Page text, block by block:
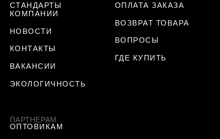
СТАНДАРТЫ
КОМПАНИИ
НОВОСТИ
КОНТАКТЫ
ВАКАНСИИ
ЭКОЛОГИЧНОСТЬ
ОПЛАТА ЗАКАЗА
ВОЗВРАТ ТОВАРА
ВОПРОСЫ
ГДЕ КУПИТЬ
ПАРТНЕРАМ
ОПТОВИКАМ